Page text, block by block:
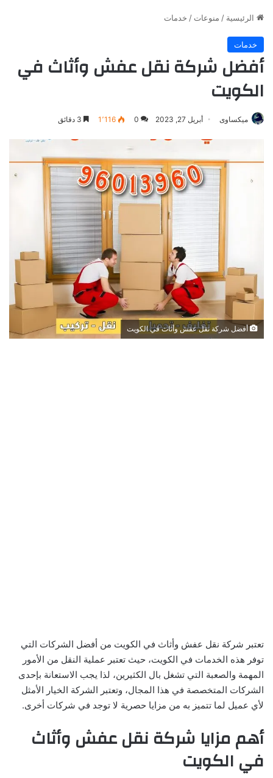
الرئيسية / منوعات / خدمات
خدمات
أفضل شركة نقل عفش وأثاث في
الكويت
ميكساوى أبريل 27, 2023 0 1٬116
أفضل شركة نقل عفش وأثاث في الكويت
تعتبر شركة نقل عفش وأثاث في الكويت من أفضل الشركات التي
توفر هذه الخدمات في الكويت، حيث تعتبر عملية النقل من الأمور
المهمة والصعبة التي تشغل بال الكثيرين، لذا يجب الاستعانة بإحدى
الشركات المتخصصة في هذا المجال، وتعتبر الشركة الخيار الأمثل
لأي عميل لما تتميز به من مزايا حصرية لا توجد في شركات أخرى.
أهم مزايا شركة نقل عفش وأثاث
في الكويت